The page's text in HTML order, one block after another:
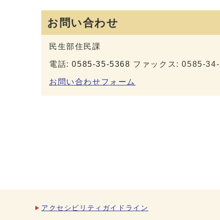
お問い合わせ
民生部住民課
電話:0585-35-5368 ファックス: 0585-
お問い合わせフォーム
アクセシビリティガイドライン